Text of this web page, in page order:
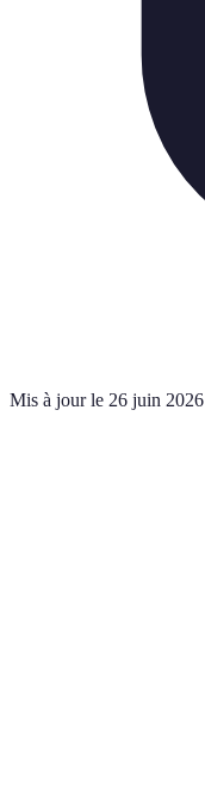
Mis à jour le 26 juin 2026